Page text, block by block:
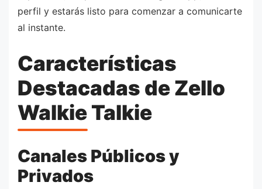
perfil y estarás listo para comenzar a comunicarte
al instante.
Características
Destacadas de Zello
Walkie Talkie
Canales Públicos y
Privados